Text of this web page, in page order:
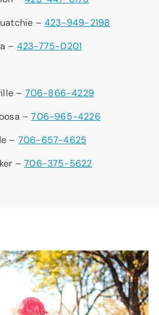
– 423-949-2198
– 423-775-0201
– 706-866-4229
–706-965-4226
– 706-657-4625
–706-375-5622